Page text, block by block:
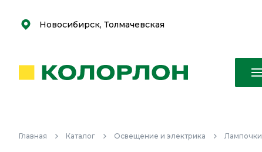
Скоро
Скоро
Новосибирск, Толмачевская
Главная Каталог Освещение и электрика Лампочки